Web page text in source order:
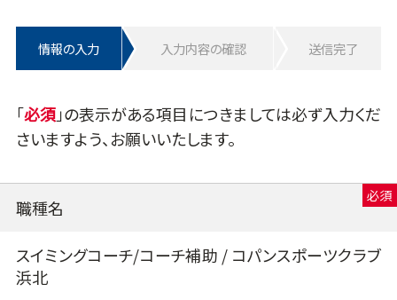
情報の入力 入力内容の確認 送信完了
「
」の表示がある項目につきましては必ず入力くだ
さいますよう、お願いいたします。
職種名
スイミングコーチ/コーチ補助 / コパンスポーツクラブ
浜北